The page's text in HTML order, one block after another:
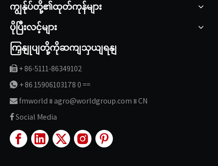
ကျွန်ုပ်တို့၏ထုတ်ကုန်များ
ပိုပြီးလင့်များ
ကြှနျုပျတို့ကိုဆကျသှယျရနျ
 + 86-5111-86349102
 + 86 15906103178 0 ==
fmworld ။ agro@worldgroup.com ။ CN
Social Media